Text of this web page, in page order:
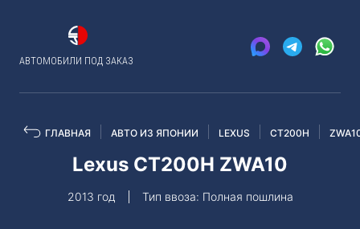
АВТОМОБИЛИ ПОД ЗАКАЗ
ГЛАВНАЯ АВТО ИЗ ЯПОНИИ LEXUS CT200H
Lexus CT200H ZWA10
2013 год Тип ввоза: Полная пошлина